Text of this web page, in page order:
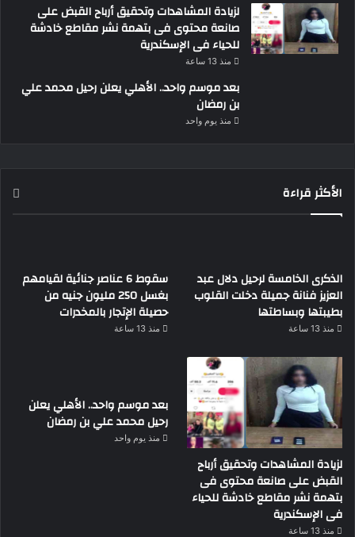
لزيادة المشاهدات وتحقيق أرباح القبض على
صانعة محتوى فى بتهمة نشر مقاطع خادشة
للحياء فى الإسكندرية
منذ 13 ساعة
بعد موسم واحد.. الأهلي يعلن رحيل محمد علي
بن رمضان
منذ يوم واحد
الأكثر قراءة
الذكرى الخامسة لرحيل دلال عبد
العزيز فنانة جميلة دخلت القلوب
بطيبتها وبساطتها
منذ 13 ساعة
سقوط 6 عناصر جنائية لقيامهم
بغسل 250 مليون جنيه من
حصيلة الإتجار بالمخدرات
منذ 13 ساعة
لزيادة المشاهدات وتحقيق أرباح
القبض على صانعة محتوى فى
بتهمة نشر مقاطع خادشة للحياء
فى الإسكندرية
منذ 13 ساعة
بعد موسم واحد.. الأهلي يعلن
رحيل محمد علي بن رمضان
منذ يوم واحد